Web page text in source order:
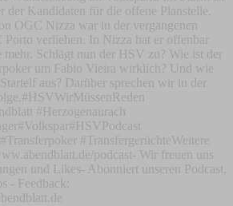
der Kandidaten für die offene Planstelle.
OGC Nizza war in der vergangenen
Porto verliehen. In Nizza hat er offenbar
mehr. Schlägt nun der HSV zu? Wie ist der
um Fabio Vieira wirklich? Und wie
aus? Darüber sprechen wir in der
#Herzogenaurach
#TransfergerüchteWeitere
podcast- Wir freuen uns
und Likes- Abonniert unseren Podcast,
- Feedback: